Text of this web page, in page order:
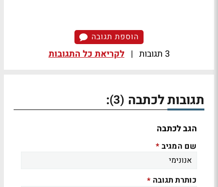
הוספת תגובה
3 תגובות | לקריאת כל התגובות
תגובות לכתבה (3)
:
הגב לכתבה
שם המגיב *
כותרת תגובה *